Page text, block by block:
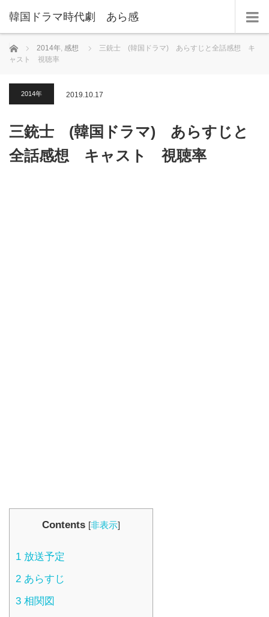
韓国ドラマ時代劇 あら感
ホーム 2014年, 感想
三銃士 (韓国ドラマ) あらすじと全話感想 キ
ャスト 視聴率
2014年 2019.10.17
三銃士 (韓国ドラマ) あらすじと
全話感想 キャスト 視聴率
Contents [非表示]
1 放送予定
2 あらすじ
3 相関図